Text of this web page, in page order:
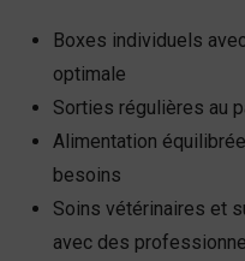
Boxes individuels
optimale
Sorties régulières au
Alimentation
besoins
Soins vétérinaires et
avec des